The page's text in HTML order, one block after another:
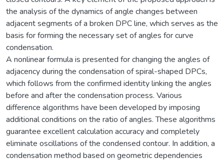
the analysis of the dynamics of angle changes between
adjacent segments of a broken DPC line, which serves as the
basis for forming the necessary set of angles for curve
condensation.
A nonlinear formula is presented for changing the angles of
adjacency during the condensation of spiral-shaped DPCs,
which follows from the confirmed identity linking the angles
before and after the condensation process. Various
difference algorithms have been developed by imposing
additional conditions on the ratio of angles. These algorithms
guarantee excellent calculation accuracy and completely
eliminate oscillations of the condensed contour. In addition, a
condensation method based on geometric dependencies